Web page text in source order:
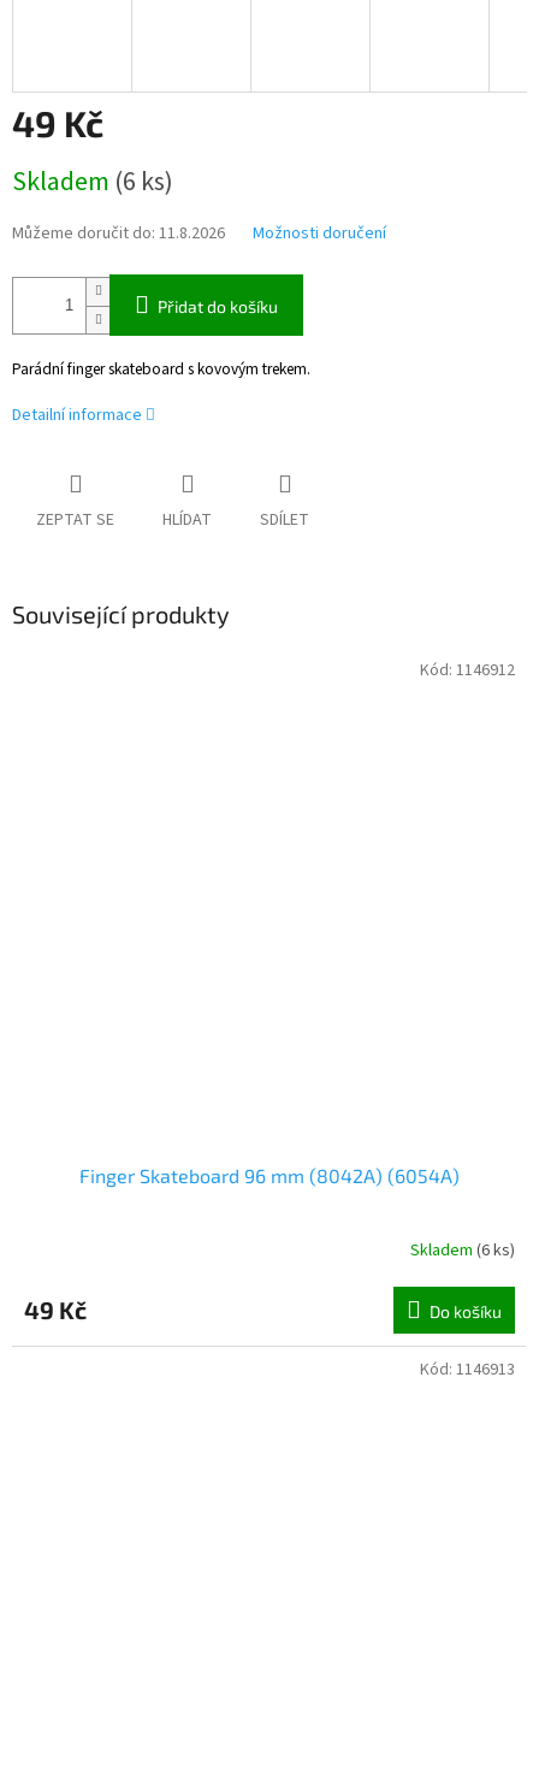
49 Kč
cena:
Skladem (6 ks)
Můžeme doručit do: 11.8.2026 Možnosti doručení
Přidat do košíku
Parádní finger skateboard s kovovým trekem.
Detailní informace
ZEPTAT SE HLÍDAT SDÍLET
Související produkty
Finger Skateboard 96 mm (8042A) (6054A)
Skladem (6 ks)
49 Kč Do košíku
Kód: 1146912
Kód: 1146913